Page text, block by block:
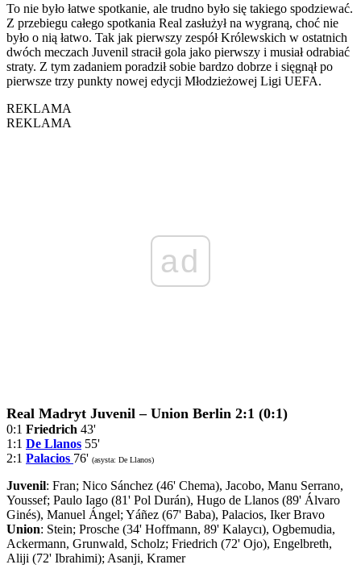
To nie było łatwe spotkanie, ale trudno było się takiego spodziewać.
Z przebiegu całego spotkania Real zasłużył na wygraną, choć nie
było o nią łatwo. Tak jak pierwszy zespół Królewskich w ostatnich
dwóch meczach Juvenil stracił gola jako pierwszy i musiał odrabiać
straty. Z tym zadaniem poradził sobie bardzo dobrze i sięgnął po
pierwsze trzy punkty nowej edycji Młodzieżowej Ligi UEFA.
REKLAMA
REKLAMA
ad
Real Madryt Juvenil – Union Berlin 2:1 (0:1)
0:1 Friedrich 43'
1:1 De Llanos 55'
2:1 Palacios 76' (asysta: De Llanos)
Juvenil: Fran; Nico Sánchez (46' Chema), Jacobo, Manu Serrano,
Youssef; Paulo Iago (81' Pol Durán), Hugo de Llanos (89' Álvaro
Ginés), Manuel Ángel; Yáñez (67' Baba), Palacios, Iker Bravo
Union: Stein; Prosche (34' Hoffmann, 89' Kalaycı), Ogbemudia,
Ackermann, Grunwald, Scholz; Friedrich (72' Ojo), Engelbreth,
Aliji (72' Ibrahimi); Asanji, Kramer